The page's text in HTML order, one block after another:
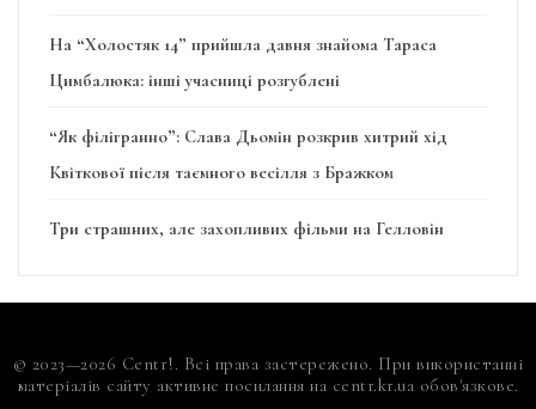
На “Холостяк 14” прийшла давня знайома Тараса
Цимбалюка: інші учасниці розгублені
“Як філігранно”: Слава Дьомін розкрив хитрий хід
Квіткової після таємного весілля з Бражком
Три страшних, але захопливих фільми на Гелловін
© 2023—2026 Centr!. Всі права застережено. При використанні
матеріалів сайту активне посилання на centr.kr.ua обов'язкове.